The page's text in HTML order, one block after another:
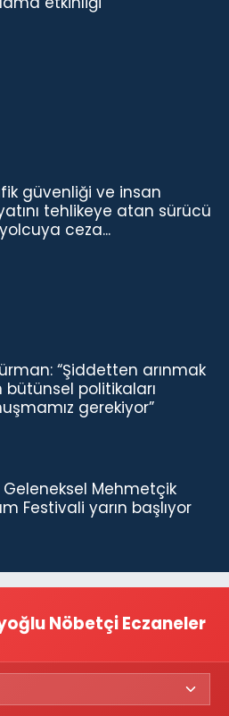
güvenliği ve insan
tehlikeye atan sürücü
ceza...
“Şiddetten arınmak
bütünsel politikaları
gerekiyor”
Geleneksel Mehmetçik
Festivali yarın başlıyor
Nöbetçi Eczaneler